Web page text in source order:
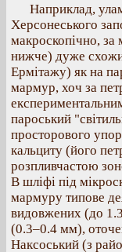
Наприклад,
Херсонеського
макроскопічно, за
нижче) дуже
Ермітажу) як на
мармур, хоч за
пароський
просторового
кальциту (його
розпливчастою
В шліфі під
мармуру типове
видовжених (до
(0.3–0.4 мм),
Наксоський (з